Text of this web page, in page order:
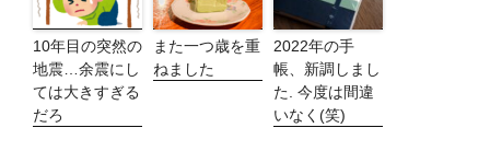
10年目の突然の
地震…余震にし
ては大きすぎる
だろ
また一つ歳を重
ねました
2022年の手
帳、新調しまし
た. 今度は間違
いなく(笑)